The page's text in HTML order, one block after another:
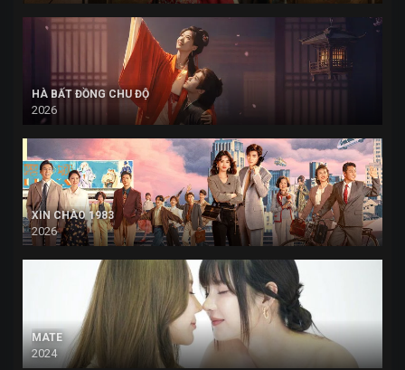
HÀ BẤT ĐỒNG CHU ĐỘ
2026
XIN CHÀO 1983
2026
MATE
2024